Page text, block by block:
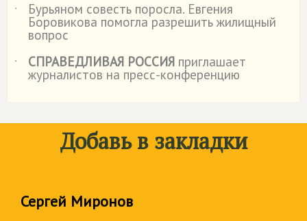
˙
Бурьяном совесть поросла. Евгения
Боровикова помогла разрешить жилищный
вопрос
˙
СПРАВЕДЛИВАЯ РОССИЯ приглашает
журналистов на пресс-конференцию
Добавь в закладки
Сергей Миронов